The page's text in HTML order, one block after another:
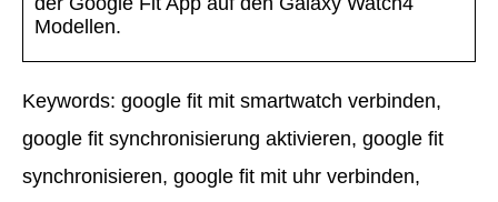
Modellen.
Keywords: google fit mit smartwatch verbinden,
google fit synchronisierung aktivieren, google fit
synchronisieren, google fit mit uhr verbinden,